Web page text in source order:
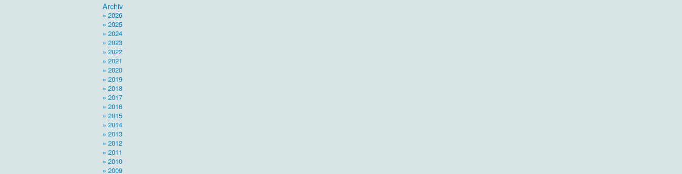
Archiv
» 2026
» 2025
» 2024
» 2023
» 2022
» 2021
» 2020
» 2019
» 2018
» 2017
» 2016
» 2015
» 2014
» 2013
» 2012
» 2011
» 2010
» 2009